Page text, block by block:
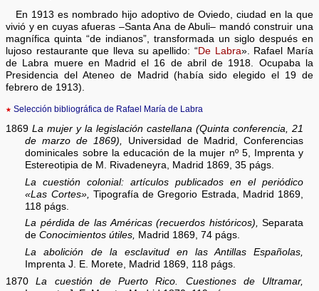
En 1913 es nombrado hijo adoptivo de Oviedo, ciudad en la que
vivió y en cuyas afueras –Santa Ana de Abuli– mandó construir una
magnífica quinta “de indianos”, transformada un siglo después en
lujoso restaurante que lleva su apellido: “De Labra». Rafael María
de Labra muere en Madrid el 16 de abril de 1918. Ocupaba la
Presidencia del Ateneo de Madrid (había sido elegido el 19 de
febrero de 1913).
★ Selección bibliográfica de Rafael María de Labra
1869La mujer y la legislación castellana (Quinta conferencia, 21
de marzo de 1869),
Universidad de Madrid, Conferencias
dominicales sobre la educación de la mujer nº 5, Imprenta y
Estereotipia de M. Rivadeneyra, Madrid 1869, 35 págs.
La cuestión colonial: artículos publicados en el periódico
«Las Cortes», Tipografía de Gregorio Estrada, Madrid 1869,
118 págs.
La pérdida de las Américas (recuerdos históricos), Separata
deConocimientos útiles, Madrid 1869, 74 págs.
La abolición de la esclavitud en las Antillas Españolas,
Imprenta J. E. Morete, Madrid 1869, 118 págs.
1870La cuestión de Puerto Rico. Cuestiones de Ultramar,